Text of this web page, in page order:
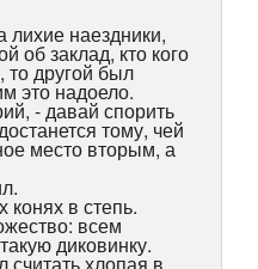
лихие наездники,
об заклад, кто кого
то другой был
это надоело.
- давай спорить
тому, чей
место вторым, а
конях в степь.
всем
диковинку.